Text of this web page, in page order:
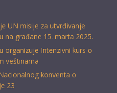
UN misije za utvrđivanje
na građane 15. marta 2025.
organizuje Intenzivni kurs o
veštinama
konventa o
23